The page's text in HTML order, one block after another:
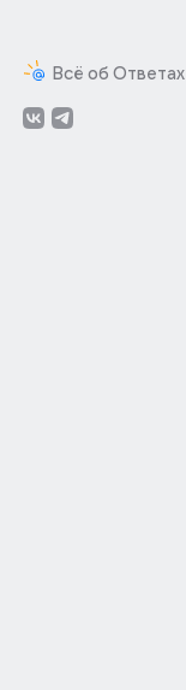
Всё об Ответах